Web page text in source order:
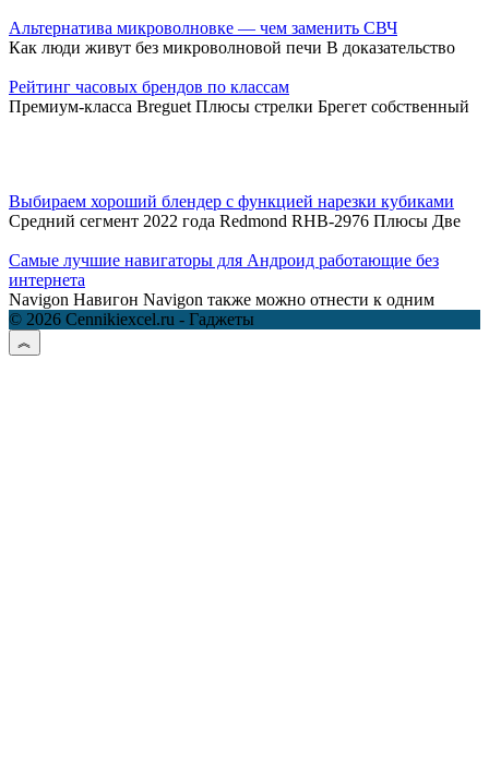
Альтернатива микроволновке — чем заменить СВЧ
Как люди живут без микроволновой печи В доказательство
Рейтинг часовых брендов по классам
Премиум-класса Breguet Плюсы стрелки Брегет собственный
Выбираем хороший блендер с функцией нарезки кубиками
Средний сегмент 2022 года Redmond RHB-2976 Плюсы Две
Самые лучшие навигаторы для Андроид работающие без
интернета
Navigon Навигон Navigon также можно отнести к одним
© 2026 Cennikiexcel.ru - Гаджеты